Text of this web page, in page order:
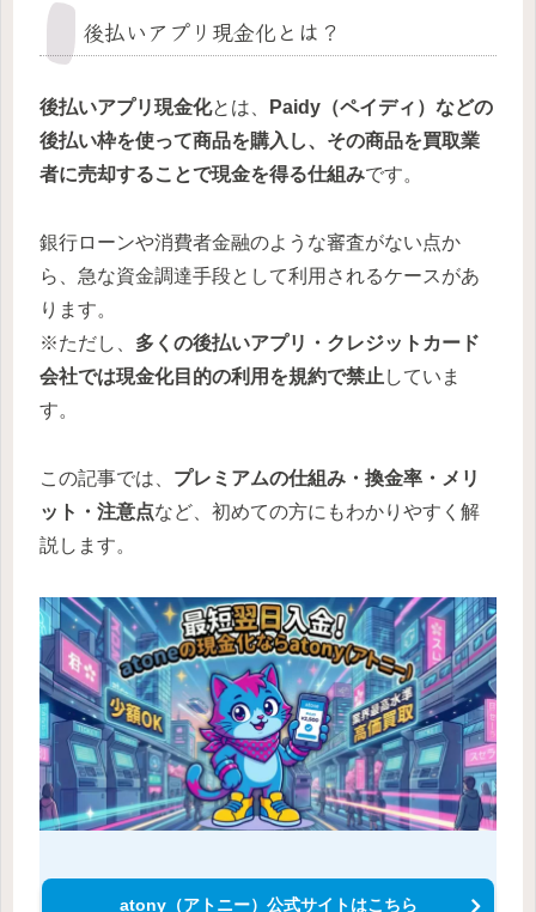
後払いアプリ現金化とは？
後払いアプリ現金化とは、
Paidy（ペイディ）などの
後払い枠を使って商品を購入し、その商品を買取業
者に売却することで現金を得る仕組みです。
銀行ローンや消費者金融のような審査がない点か
ら、急な資金調達手段として利用されるケースがあ
ります。
※ただし、 多くの後払いアプリ・クレジットカード
会社では現金化目的の利用を規約で禁止 していま
す。
この記事では、 プレミアムの仕組み・換金率・メリ
ット・注意点など、初めての方にもわかりやすく解
説します。
atony（アトニー）公式サイトはこちら